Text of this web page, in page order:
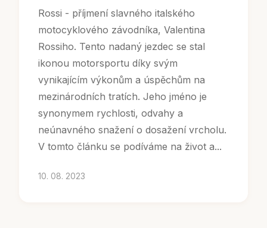
Rossi - příjmení slavného italského
motocyklového závodníka, Valentina
Rossiho. Tento nadaný jezdec se stal
ikonou motorsportu díky svým
vynikajícím výkonům a úspěchům na
mezinárodních tratích. Jeho jméno je
synonymem rychlosti, odvahy a
neúnavného snažení o dosažení vrcholu.
V tomto článku se podíváme na život a...
10. 08. 2023